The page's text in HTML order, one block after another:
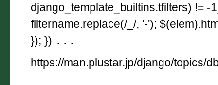
django_template_builtins.tfilters) != -
filtername.replace(/_/, '-');
}); }) ...
https://man.plustar.jp/django/topics/